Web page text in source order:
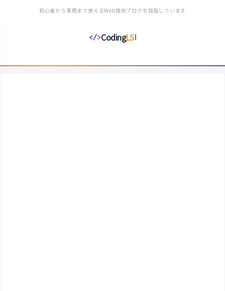
初心者から実務まで使えるWeb技術ブログを目指しています
</>CodingLS
コ
デ